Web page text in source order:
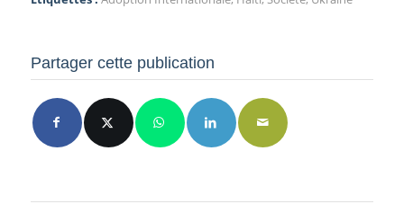
Partager cette publication